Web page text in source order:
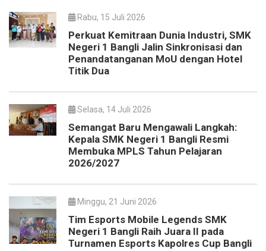
Rabu, 15 Juli 2026
Perkuat Kemitraan Dunia Industri, SMK
Negeri 1 Bangli Jalin Sinkronisasi dan
Penandatanganan MoU dengan Hotel
Titik Dua
Selasa, 14 Juli 2026
Semangat Baru Mengawali Langkah:
Kepala SMK Negeri 1 Bangli Resmi
Membuka MPLS Tahun Pelajaran
2026/2027
Minggu, 21 Juni 2026
Tim Esports Mobile Legends SMK
Negeri 1 Bangli Raih Juara II pada
Turnamen Esports Kapolres Cup Bangli